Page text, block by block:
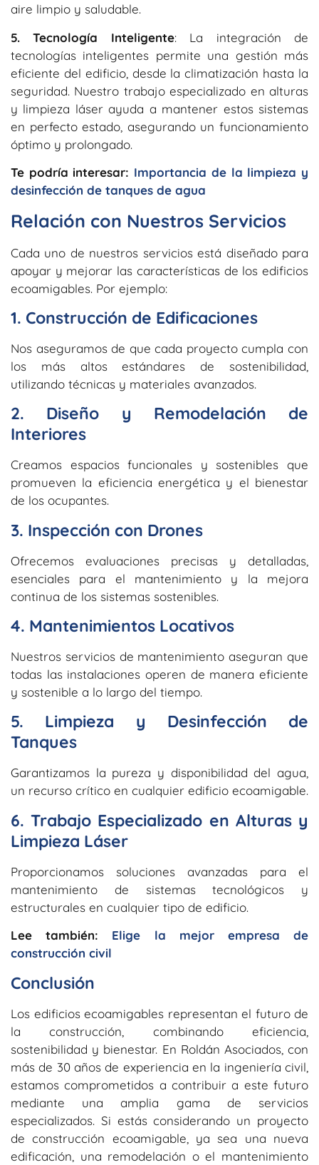
aire limpio y saludable.
5. Tecnología Inteligente: La integración de
tecnologías inteligentes permite una gestión más
eficiente del edificio, desde la climatización hasta la
seguridad. Nuestro trabajo especializado en alturas
y limpieza láser ayuda a mantener estos sistemas
en perfecto estado, asegurando un funcionamiento
óptimo y prolongado.
Te podría interesar: Importancia de la limpieza y
desinfección de tanques de agua
Relación con Nuestros Servicios
Cada uno de nuestros servicios está diseñado para
apoyar y mejorar las características de los edificios
ecoamigables. Por ejemplo:
1. Construcción de Edificaciones
Nos aseguramos de que cada proyecto cumpla con
los más altos estándares de sostenibilidad,
utilizando técnicas y materiales avanzados.
2. Diseño y Remodelación de
Interiores
Creamos espacios funcionales y sostenibles que
promueven la eficiencia energética y el bienestar
de los ocupantes.
3. Inspección con Drones
Ofrecemos evaluaciones precisas y detalladas,
esenciales para el mantenimiento y la mejora
continua de los sistemas sostenibles.
4. Mantenimientos Locativos
Nuestros servicios de mantenimiento aseguran que
todas las instalaciones operen de manera eficiente
y sostenible a lo largo del tiempo.
5. Limpieza y Desinfección de
Tanques
Garantizamos la pureza y disponibilidad del agua,
un recurso crítico en cualquier edificio ecoamigable.
6. Trabajo Especializado en Alturas y
Limpieza Láser
Proporcionamos soluciones avanzadas para el
mantenimiento de sistemas tecnológicos y
estructurales en cualquier tipo de edificio.
Lee también: Elige la mejor empresa de
construcción civil
Conclusión
Los edificios ecoamigables representan el futuro de
la construcción, combinando eficiencia,
sostenibilidad y bienestar. En Roldán Asociados, con
más de 30 años de experiencia en la ingeniería civil,
estamos comprometidos a contribuir a este futuro
mediante una amplia gama de servicios
especializados. Si estás considerando un proyecto
de construcción ecoamigable, ya sea una nueva
edificación, una remodelación o el mantenimiento